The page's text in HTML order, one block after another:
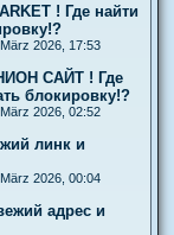
! Где найти
2026, 17:53
САЙТ ! Где
блокировку!?
2026, 02:52
линк и
2026, 00:04
адрес и